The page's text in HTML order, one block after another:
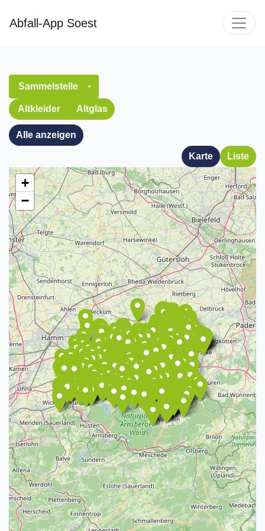
Abfall-App Soest
Altkleider Altglas
Alle anzeigen
Karte Liste
+
−